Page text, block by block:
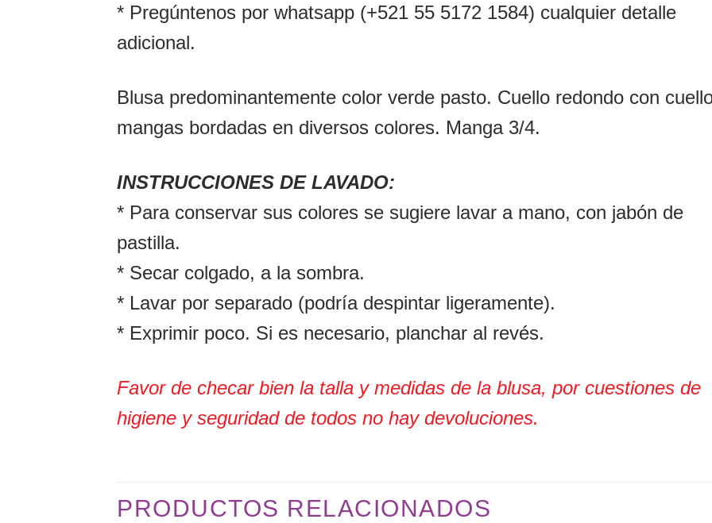
* Pregúntenos por whatsapp (+521 55 5172 1584) cualquier detalle
adicional.
Blusa predominantemente color verde pasto. Cuello redondo con
mangas bordadas en diversos colores. Manga 3/4.
INSTRUCCIONES DE LAVADO:
* Para conservar sus colores se sugiere lavar a mano, con jabón de
pastilla.
* Secar colgado, a la sombra.
* Lavar por separado (podría despintar ligeramente).
* Exprimir poco. Si es necesario, planchar al revés.
Favor de checar bien la talla y medidas de la blusa, por cuestiones de
higiene y seguridad de todos no hay devoluciones.
PRODUCTOS RELACIONADOS